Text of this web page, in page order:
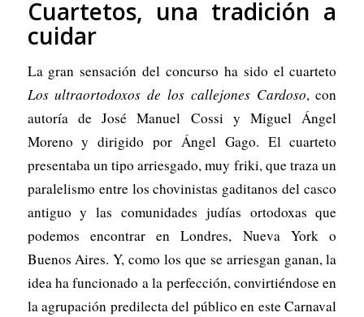
Cuartetos, una tradición a
cuidar
La gran sensación del concurso ha sido el cuarteto
Los ultraortodoxos de los callejones Cardoso, con
autoría de José Manuel Cossi y Miguel Ángel
Moreno y dirigido por Ángel Gago. El cuarteto
presentaba un tipo arriesgado, muy friki, que traza un
paralelismo entre los chovinistas gaditanos del casco
antiguo y las comunidades judías ortodoxas que
podemos encontrar en Londres, Nueva York o
Buenos Aires. Y, como los que se arriesgan ganan, la
idea ha funcionado a la perfección, convirtiéndose en
la agrupación predilecta del público en este Carnaval